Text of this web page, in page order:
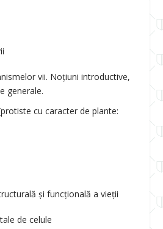
vii. Noțiuni introductive,
generale.
cu caracter de plante:
și funcțională a vieții
de celule